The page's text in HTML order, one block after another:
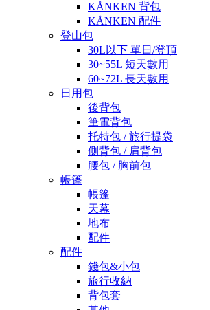
KÅNKEN 背包
KÅNKEN 配件
登山包
30L以下 單日/登頂
30~55L 短天數用
60~72L 長天數用
日用包
後背包
筆電背包
托特包 / 旅行提袋
側背包 / 肩背包
腰包 / 胸前包
帳篷
帳篷
天幕
地布
配件
配件
錢包&小包
旅行收納
背包套